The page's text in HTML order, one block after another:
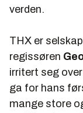
verden.
THX er
regissøren
irritert seg
ga for hans
mange store